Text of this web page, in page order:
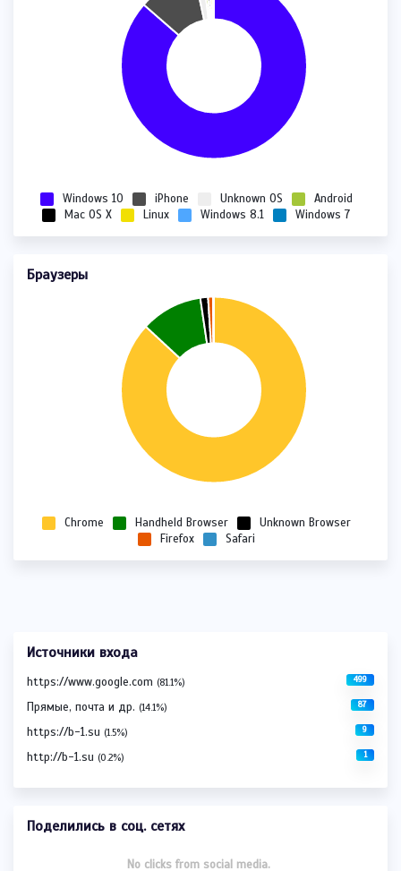
Windows 10 iPhone Unknown OS
Android
Mac OS X
Linux Windows 8.1 Windows 7
Браузеры
Chrome Handheld Browser
Unknown Browser
Firefox
Safari
Источники входа
https://www.google.com (81.1%) 499
Прямые, почта и др. (14.1%) 87
https://b-1.su (1.5%) 9
http://b-1.su (0.2%) 1
Поделились в соц. сетях
No clicks from social media.